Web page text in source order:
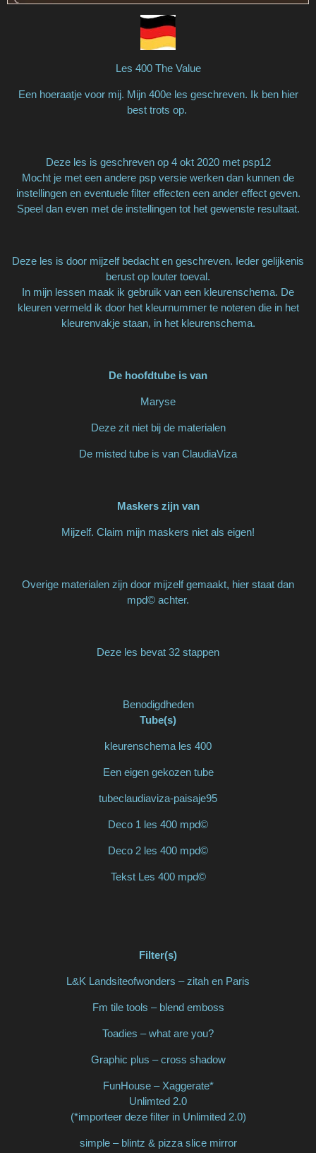
Les 400 The Value
Een hoeraatje voor mij. Mijn 400e les geschreven. Ik ben hier
best trots op.
Deze les is geschreven op 4 okt 2020 met psp12
Mocht je met een andere psp versie werken dan kunnen de
instellingen en eventuele filter effecten een ander effect geven.
Speel dan even met de instellingen tot het gewenste resultaat.
Deze les is door mijzelf bedacht en geschreven. Ieder gelijkenis
berust op louter toeval.
In mijn lessen maak ik gebruik van een kleurenschema. De
kleuren vermeld ik door het kleurnummer te noteren die in het
kleurenvakje staan, in het kleurenschema.
De hoofdtube is van
Maryse
Deze zit niet bij de materialen
De misted tube is van ClaudiaViza
Maskers zijn van
Mijzelf. Claim mijn maskers niet als eigen!
Overige materialen zijn door mijzelf gemaakt, hier staat dan
mpd© achter.
Deze les bevat 32 stappen
Benodigdheden
Tube(s)
kleurenschema les 400
Een eigen gekozen tube
tubeclaudiaviza-paisaje95
Deco 1 les 400 mpd©
Deco 2 les 400 mpd©
Tekst Les 400 mpd©
Filter(s)
L&K Landsiteofwonders – zitah en Paris
Fm tile tools – blend emboss
Toadies – what are you?
Graphic plus – cross shadow
FunHouse – Xaggerate*
Unlimted 2.0
(*importeer deze filter in Unlimited 2.0)
simple – blintz & pizza slice mirror